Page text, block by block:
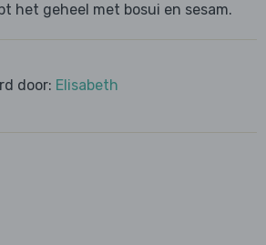
het geheel met bosui en sesam.
door: Elisabeth